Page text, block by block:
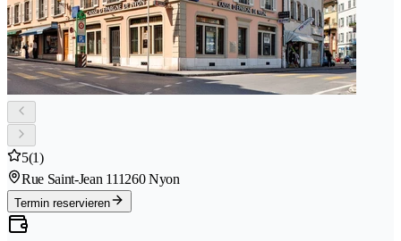
5(1)
Rue Saint-Jean 111260 Nyon
Termin reservieren